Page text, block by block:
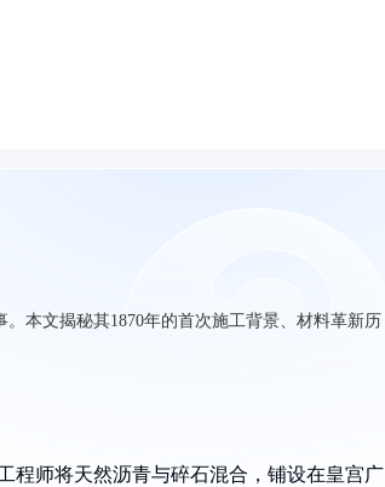
本文揭秘其1870年的首次施工背景、材料革新历
程师将天然沥青与碎石混合，铺设在皇宫广